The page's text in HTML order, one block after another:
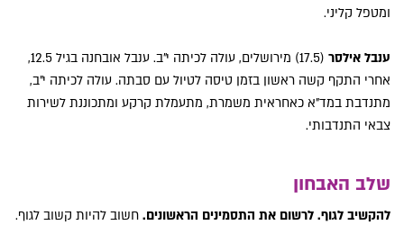
ומטפל קליני.
ענבל אילסר
(17.5) מירושלים, עולה לכיתה י"ב. ענבל אובחנה בגיל 12.5,
אחרי התקף קשה ראשון בזמן טיסה לטיול עם סבתה. עולה לכיתה י"ב,
מתנדבת במד"א כאחראית משמרת, מתעמלת קרקע ומתכוננת לשירות
צבאי התנדבותי.
שלב האבחון
להקשיב לגוף. לרשום את התסמינים הראשונים. חשוב להיות קשוב לגוף.